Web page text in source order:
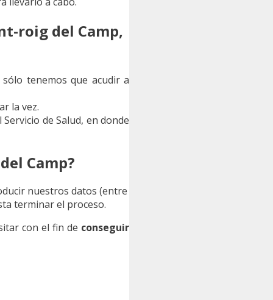
roig del Camp,
tenemos que acudir a
la vez.
de Salud, en donde
Camp?
nuestros datos (entre
terminar el proceso.
con el fin de conseguir